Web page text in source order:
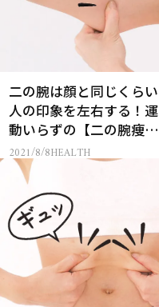
二の腕は顔と同じくらい
人の印象を左右する！運
動いらずの【二の腕痩
せ】
2021/8/8HEALTH